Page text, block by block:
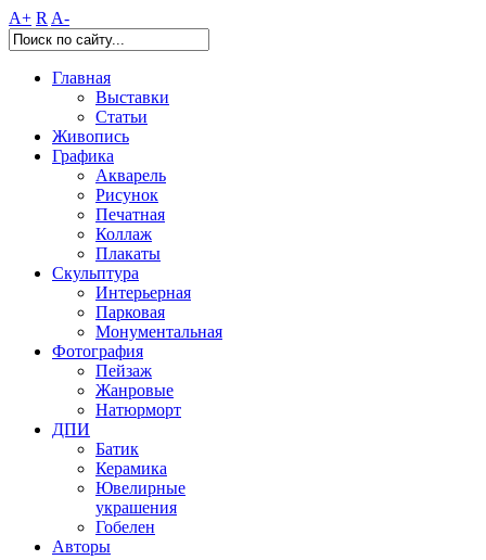
A+ R A-
Главная
Выставки
Статьи
Живопись
Графика
Акварель
Рисунок
Печатная
Коллаж
Плакаты
Скульптура
Интерьерная
Парковая
Монументальная
Фотография
Пейзаж
Жанровые
Натюрморт
ДПИ
Батик
Керамика
Ювелирные
украшения
Гобелен
Авторы